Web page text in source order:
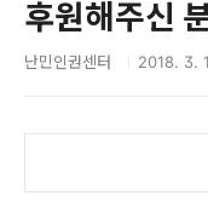
후원해주신
난민인권센터 2018. 3.